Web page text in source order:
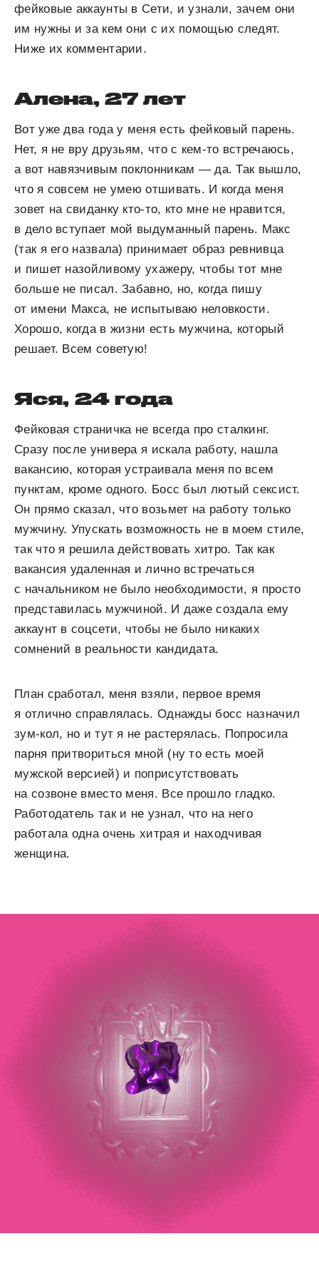
фейковые аккаунты в Сети, и узнали, зачем они
им нужны и за кем они с их помощью следят.
Ниже их комментарии.
Алена, 27 лет
Вот уже два года у меня есть фейковый парень.
Нет, я не вру друзьям, что с кем-то встречаюсь,
а вот навязчивым поклонникам — да. Так вышло,
что я совсем не умею отшивать. И когда меня
зовет на свиданку кто-то, кто мне не нравится,
в дело вступает мой выдуманный парень. Макс
(так я его назвала) принимает образ ревнивца
и пишет назойливому ухажеру, чтобы тот мне
больше не писал. Забавно, но, когда пишу
от имени Макса, не испытываю неловкости.
Хорошо, когда в жизни есть мужчина, который
решает. Всем советую!
Яся, 24 года
Фейковая страничка не всегда про сталкинг.
Сразу после универа я искала работу, нашла
вакансию, которая устраивала меня по всем
пунктам, кроме одного. Босс был лютый сексист.
Он прямо сказал, что возьмет на работу только
мужчину. Упускать возможность не в моем стиле,
так что я решила действовать хитро. Так как
вакансия удаленная и лично встречаться
с начальником не было необходимости, я просто
представилась мужчиной. И даже создала ему
аккаунт в соцсети, чтобы не было никаких
сомнений в реальности кандидата.
План сработал, меня взяли, первое время
я отлично справлялась. Однажды босс назначил
зум-кол, но и тут я не растерялась. Попросила
парня притвориться мной (ну то есть моей
мужской версией) и поприсутствовать
на созвоне вместо меня. Все прошло гладко.
Работодатель так и не узнал, что на него
работала одна очень хитрая и находчивая
женщина.